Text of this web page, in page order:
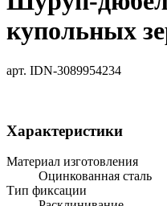
купольных
арт. IDN-3089954234
Характеристики
Материал изготовления
Оцинкованная сталь
Тип фиксации